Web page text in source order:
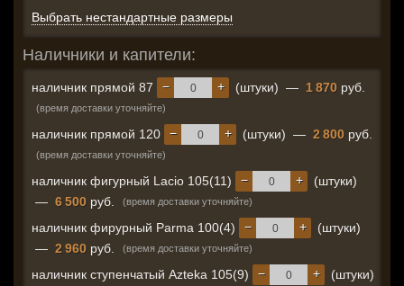
Выбрать нестандартные размеры
Наличники и капители:
наличник прямой 87 +
− (штуки) — 1 870 руб.
(время доставки уточняйте)
наличник прямой 120 +
− (штуки) — 2 800 руб.
(время доставки уточняйте)
наличник фигурный Lacio 105(11) +
−
(штуки)
— 6 500 руб. (время доставки уточняйте)
наличник фирурный Parma 100(4) +
−
(штуки)
— 2 960 руб. (время доставки уточняйте)
наличник ступенчатый Azteka 105(9) +
− (штуки)